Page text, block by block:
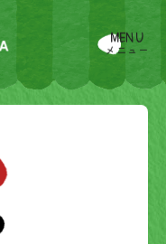
MENU
メニュー